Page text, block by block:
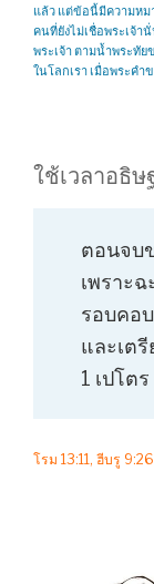
แล้ว แต่ข้อนี้มีความหม
คนที่ยังไม่เชื่อพระเจ้า
พระเจ้า ตามน้ำพระทั
ในโลกเรา เมื่อพระคำ
ใช้เวลาอธิษ
ตอนจบ
เพราะ
รอบคอบ
และเต
1 เปโต
โรม 13:11, ฮีบรู